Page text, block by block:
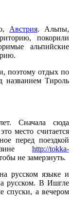
Австрия. Альпы,
покорили
альпийские
поэтому отдых по
названием Тироль
Сначала сюда
место считается
перед поездкой
http://tokka-
не замерзнуть.
русском языке и
русском. В Ишгле
спуски, а вечером